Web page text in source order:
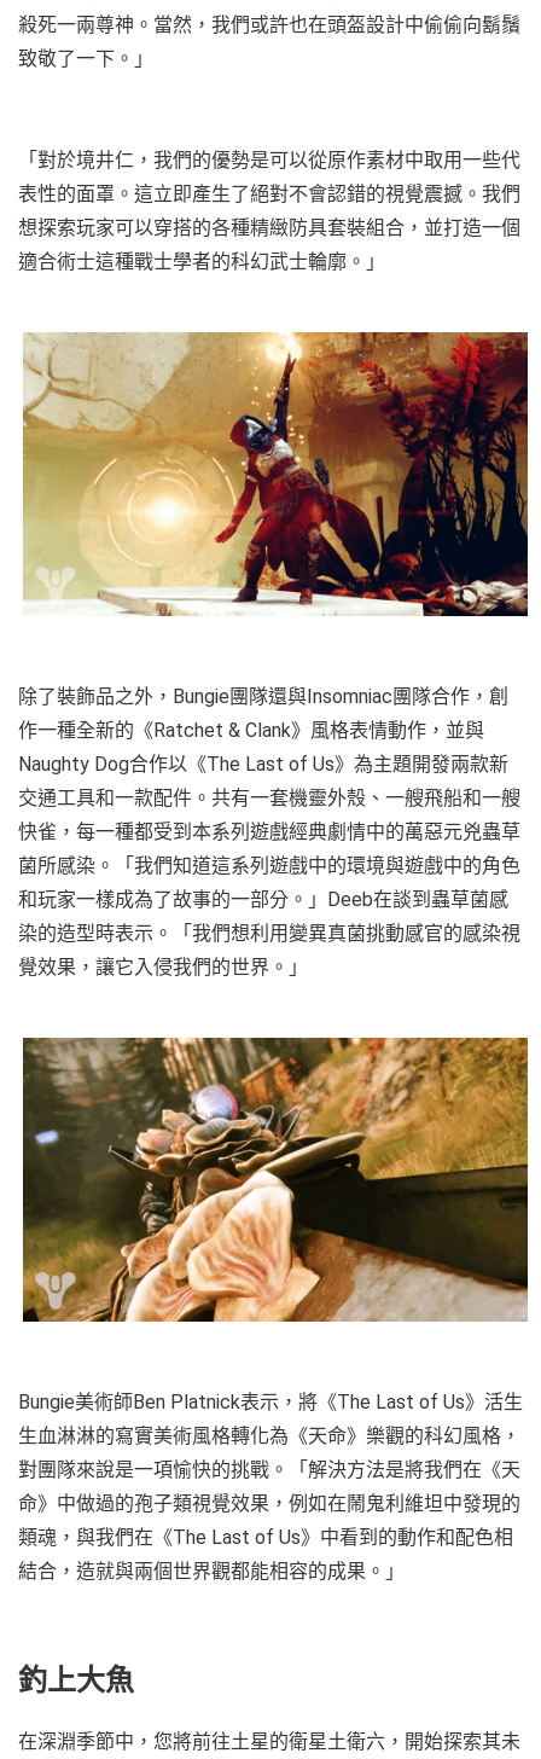
殺死一兩尊神。當然，我們或許也在頭盔設計中偷偷向鬍鬚
致敬了一下。」
「對於境井仁，我們的優勢是可以從原作素材中取用一些代
表性的面罩。這立即產生了絕對不會認錯的視覺震撼。我們
想探索玩家可以穿搭的各種精緻防具套裝組合，並打造一個
適合術士這種戰士學者的科幻武士輪廓。」
除了裝飾品之外，Bungie團隊還與Insomniac團隊合作，創
作一種全新的《Ratchet & Clank》風格表情動作，並與
Naughty Dog合作以《The Last of Us》為主題開發兩款新
交通工具和一款配件。共有一套機靈外殼、一艘飛船和一艘
快雀，每一種都受到本系列遊戲經典劇情中的萬惡元兇蟲草
菌所感染。「我們知道這系列遊戲中的環境與遊戲中的角色
和玩家一樣成為了故事的一部分。」Deeb在談到蟲草菌感
染的造型時表示。「我們想利用變異真菌挑動感官的感染視
覺效果，讓它入侵我們的世界。」
Bungie美術師Ben Platnick表示，將《The Last of Us》活生
生血淋淋的寫實美術風格轉化為《天命》樂觀的科幻風格，
對團隊來說是一項愉快的挑戰。「解決方法是將我們在《天
命》中做過的孢子類視覺效果，例如在鬧鬼利維坦中發現的
類魂，與我們在《The Last of Us》中看到的動作和配色相
結合，造就與兩個世界觀都能相容的成果。」
釣上大魚
在深淵季節中，您將前往土星的衛星土衛六，開始探索其未